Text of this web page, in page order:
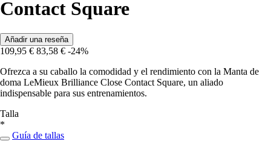
Contact Square
Añadir una reseña
109,95 € 83,58 € -24%
Ofrezca a su caballo la comodidad y el rendimiento con la Manta de
doma LeMieux Brilliance Close Contact Square, un aliado
indispensable para sus entrenamientos.
Talla
*
Guía de tallas